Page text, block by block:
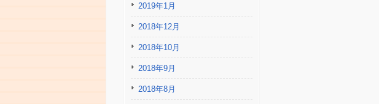
2019年1月
2018年12月
2018年10月
2018年9月
2018年8月